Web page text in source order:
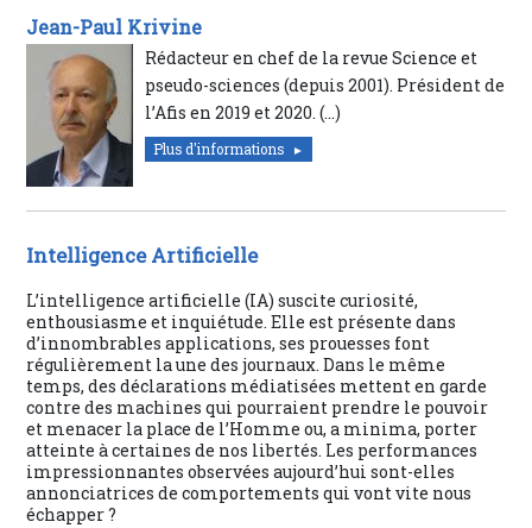
Jean-Paul Krivine
Rédacteur en chef de la revue Science et
pseudo-sciences (depuis 2001). Président de
l’Afis en 2019 et 2020. (…)
Plus d'informations
Intelligence Artificielle
L’intelligence artificielle (IA) suscite curiosité,
enthousiasme et inquiétude. Elle est présente dans
d’innombrables applications, ses prouesses font
régulièrement la une des journaux. Dans le même
temps, des déclarations médiatisées mettent en garde
contre des machines qui pourraient prendre le pouvoir
et menacer la place de l’Homme ou, a minima, porter
atteinte à certaines de nos libertés. Les performances
impressionnantes observées aujourd’hui sont-elles
annonciatrices de comportements qui vont vite nous
échapper ?